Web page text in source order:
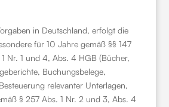
in Deutschland, erfolgt die
für 10 Jahre gemäß §§ 147
Nr. 1 und 4, Abs. 4 HGB (Bücher,
Buchungsbelege,
relevanter Unterlagen,
§ 257 Abs. 1 Nr. 2 und 3, Abs. 4